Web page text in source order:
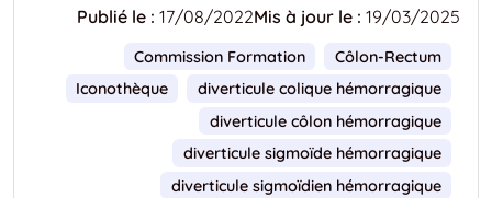
Publié le : 17/08/2022Mis à jour le : 19/03/2025
Commission Formation
Côlon-Rectum
Iconothèque
diverticule colique hémorragique
diverticule côlon hémorragique
diverticule sigmoïde hémorragique
diverticule sigmoïdien hémorragique